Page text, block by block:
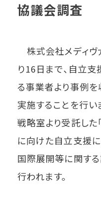
協議会調査
株式会社メディヴ
り16日まで、自立
る事業者より事例
実施することを行い
戦略室より受託した
に向けた自立支援
国際展開等に関す
行われます。